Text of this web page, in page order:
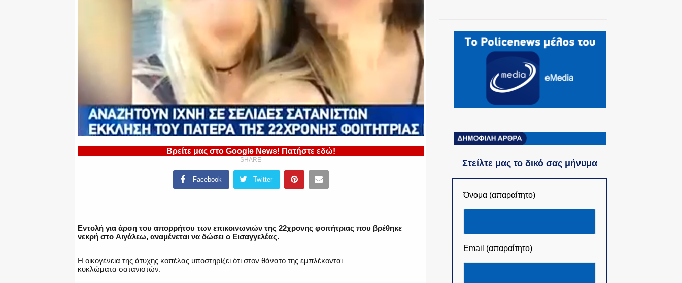
Βρείτε μας στο Google News! Πατήστε εδώ!
SHARE
Facebook Twitter
Εντολή για άρση του απορρήτου των επικοινωνιών της 22χρονης φοιτήτριας που βρέθηκε
νεκρή στο Αιγάλεω, αναμένεται να δώσει ο Εισαγγελέας.
Η οικογένεια της άτυχης κοπέλας υποστηρίζει ότι στον θάνατο της εμπλέκονται
κυκλώματα σατανιστών.
Στείλτε μας το δικό σας μήνυμα
Όνομα (απαραίτητο)
Email (απαραίτητο)